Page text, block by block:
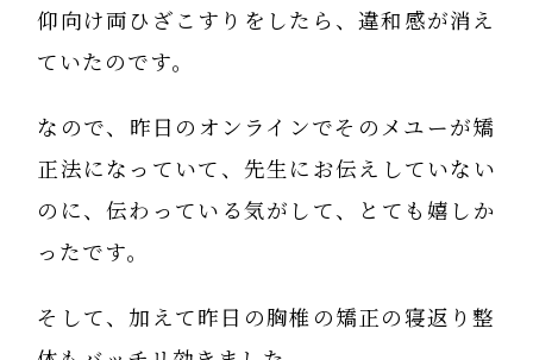
仰向け両ひざこすりをしたら、違和感が消え
ていたのです。
なので、昨日のオンラインでそのメユーが矯
正法になっていて、先生にお伝えしていない
のに、伝わっている気がして、とても嬉しか
ったです。
そして、加えて昨日の胸椎の矯正の寝返り整